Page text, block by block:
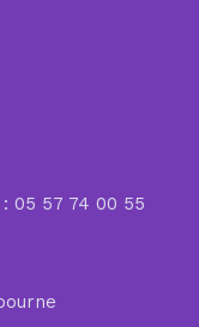
05 57 74 00 55